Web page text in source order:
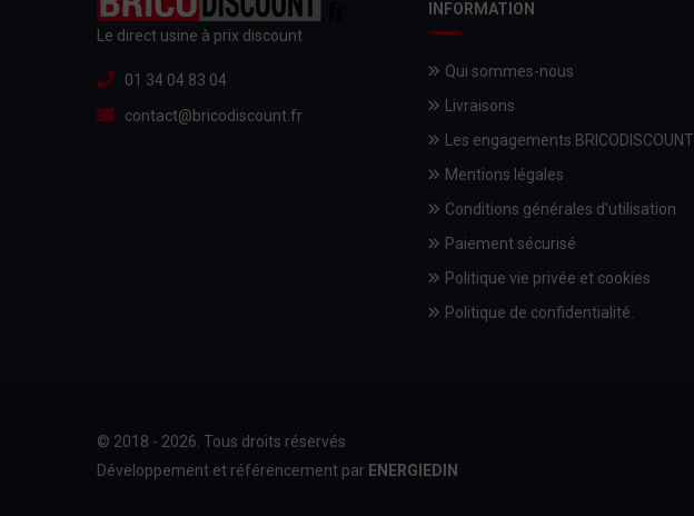
Le direct usine à prix discount
01 34 04 83 04
contact@bricodiscount.fr
INFORMATION
Qui sommes-nous
Livraisons
Les engagements BRICODISCOUNT
Mentions légales
Conditions générales d'utilisation
Paiement sécurisé
Politique vie privée et cookies
Politique de confidentialité.
© 2018 - 2026. Tous droits réservés
Développement et référencement par ENERGIEDIN